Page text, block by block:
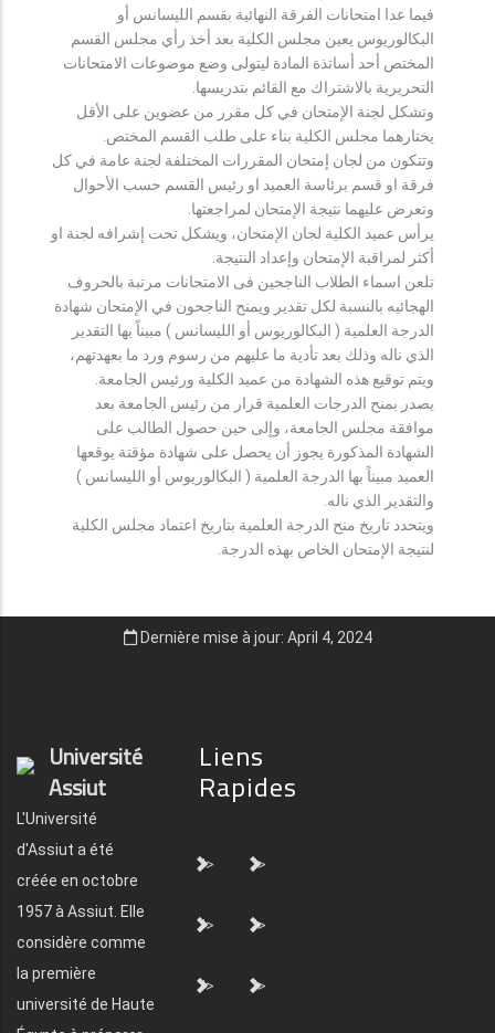
فيما عدا امتحانات الفرقة النهائية بقسم الليسانس أو
البكالوريوس يعين مجلس الكلية بعد أخذ رأي مجلس القسم
المختص أحد أساتذة المادة ليتولى وضع موضوعات الامتحانات
التحريرية بالاشتراك مع القائم بتدريسها.
وتشكل لجنة الإمتحان في كل مقرر من عضوين على الأقل
يختارهما مجلس الكلية بناء على طلب القسم المختص.
وتتكون من لجان إمتحان المقررات المختلفة لجنة عامة في كل
فرقة او قسم برئاسة العميد او رئيس القسم حسب الأحوال
وتعرض عليهما نتيجة الإمتحان لمراجعتها.
يرأس عميد الكلية لجان الإمتحان، ويشكل تحت إشرافه لجنة او
أكثر لمراقبة الإمتحان وإعداد النتيجة.
تلعن اسماء الطلاب الناجحين فى الامتحانات مرتبة بالحروف
الهجائيه بالنسبة لكل تقدير ويمنح الناجحون في الإمتحان شهادة
الدرجة العلمية ( البكالوريوس أو الليسانس ) مبيناً بها التقدير
الذي ناله وذلك بعد تأدية ما عليهم من رسوم ورد ما بعهدتهم،
ويتم توقيع هذه الشهادة من عميد الكلية ورئيس الجامعة.
يصدر بمنح الدرجات العلمية قرار من رئيس الجامعة بعد
موافقة مجلس الجامعة، وإلى حين حصول الطالب على
الشهادة المذكورة يجوز أن يحصل على شهادة مؤقتة يوقعها
العميد مبيناً بها الدرجة العلمية ( البكالوريوس أو الليسانس )
والتقدير الذي ناله.
ويتحدد تاريخ منح الدرجة العلمية بتاريخ اعتماد مجلس الكلية
لنتيجة الإمتحان الخاص بهذه الدرجة.
Dernière mise à jour: April 4, 2024
Université
Assiut
L'Université
d'Assiut a été
créée en octobre
1957 à Assiut. Elle
considère comme
la première
université de Haute
Liens
Rapides
"> ">
"> ">
"> ">